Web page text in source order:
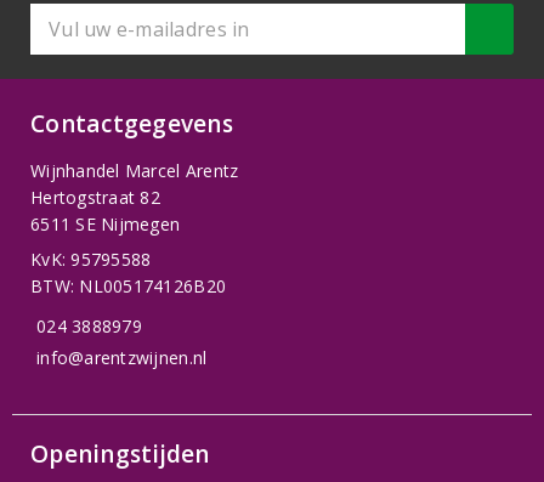
Contactgegevens
Wijnhandel Marcel Arentz
Hertogstraat 82
6511 SE Nijmegen
KvK: 95795588
BTW: NL005174126B20
024 3888979
info@arentzwijnen.nl
Openingstijden